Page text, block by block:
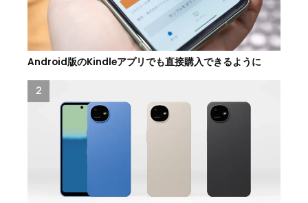
Android版のKindleアプリでも直接購入できるように